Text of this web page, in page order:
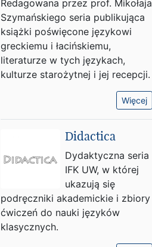
Redagowana przez prof. Mikołaja
Szymańskiego seria publikująca
książki poświęcone językowi
greckiemu i łacińskiemu,
literaturze w tych językach,
kulturze starożytnej i jej recepcji.
Więcej
Didactica
Dydaktyczna seria
IFK UW, w której
ukazują się
podręczniki akademickie i zbiory
ćwiczeń do nauki języków
klasycznych.